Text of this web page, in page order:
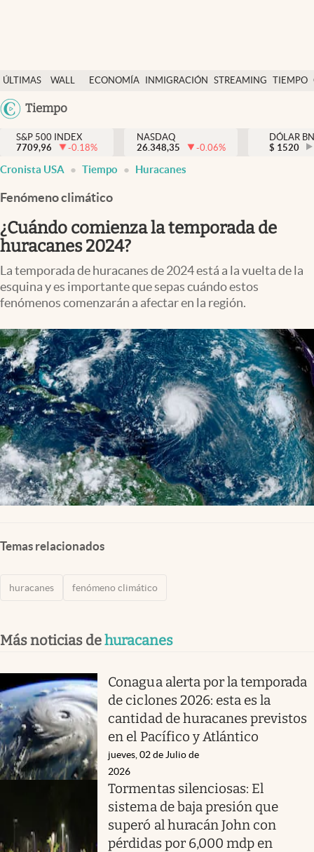
ÚLTIMAS
NOTICIAS
WALL
Y
DÓLAR
ECONOMÍA INMIGRACIÓN STREAMING TIEMPO
México
Tiempo
Finanzas y economía
Wall Street y dólar
Inmigración
Espiritual
Streaming
PC y mobile
USA
S&P 500 INDEX
7709,96
-0.18%
NASDAQ
26.348,35
-0.06%
DÓLAR
$ 1520
Cronista USA Tiempo Huracanes
Fenómeno climático
¿Cuándo comienza la temporada de
huracanes 2024?
La temporada de huracanes de 2024 está a la vuelta de la
esquina y es importante que sepas cuándo estos
fenómenos comenzarán a afectar en la región.
Temas relacionados
huracanes fenómeno climático
Más noticias dehuracanes
Conagua alerta por la temporada
de ciclones 2026: esta es la
cantidad de huracanes previstos
en el Pacífico y Atlántico
jueves, 02 de Julio de
2026
Tormentas silenciosas: El
sistema de baja presión que
superó al huracán John con
pérdidas por 6,000 mdp en